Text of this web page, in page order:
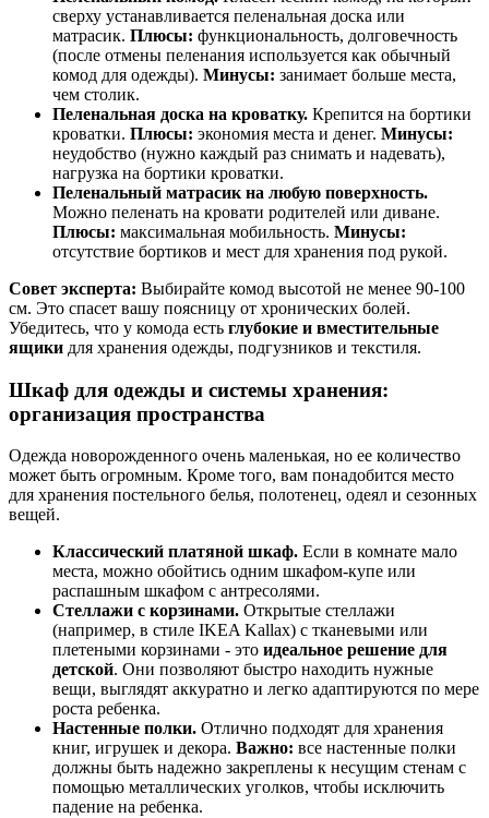
сверху устанавливается пеленальная доска или
матрасик. Плюсы: функциональность, долговечность
(после отмены пеленания используется как обычный
комод для одежды). Минусы: занимает больше места,
чем столик.
Пеленальная доска на кроватку. Крепится на бортики
кроватки. Плюсы: экономия места и денег. Минусы:
неудобство (нужно каждый раз снимать и надевать),
нагрузка на бортики кроватки.
Пеленальный матрасик на любую поверхность.
Можно пеленать на кровати родителей или диване.
Плюсы: максимальная мобильность. Минусы:
отсутствие бортиков и мест для хранения под рукой.
Совет эксперта: Выбирайте комод высотой не менее 90-100
см. Это спасет вашу поясницу от хронических болей.
Убедитесь, что у комода есть глубокие и вместительные
ящики для хранения одежды, подгузников и текстиля.
Шкаф для одежды и системы хранения:
организация пространства
Одежда новорожденного очень маленькая, но ее количество
может быть огромным. Кроме того, вам понадобится место
для хранения постельного белья, полотенец, одеял и сезонных
вещей.
Классический платяной шкаф. Если в комнате мало
места, можно обойтись одним шкафом-купе или
распашным шкафом с антресолями.
Стеллажи с корзинами. Открытые стеллажи
(например, в стиле IKEA Kallax) с тканевыми или
плетеными корзинами - это идеальное решение для
детской. Они позволяют быстро находить нужные
вещи, выглядят аккуратно и легко адаптируются по мере
роста ребенка.
Настенные полки. Отлично подходят для хранения
книг, игрушек и декора. Важно: все настенные полки
должны быть надежно закреплены к несущим стенам с
помощью металлических уголков, чтобы исключить
падение на ребенка.